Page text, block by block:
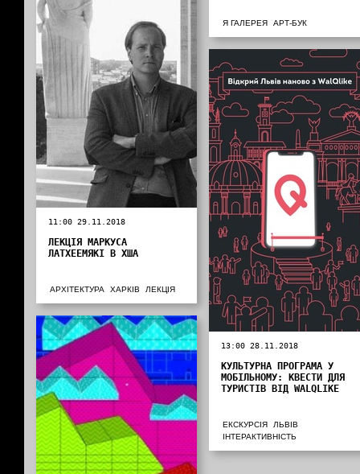
Я ГАЛЕРЕЯ АРТ-БУК
11:00 29.11.2018
ЛЕКЦІЯ МАРКУСА
ЛАТХЕЕМЯКІ В ХША
АРХІТЕКТУРА ХАРКІВ ЛЕКЦІЯ
13:00 28.11.2018
КУЛЬТУРНА ПРОГРАМА У
МОБІЛЬНОМУ: КВЕСТИ ДЛЯ
ТУРИСТІВ ВІД WALQLIKE
ЕКСКУРСІЯ
ЛЬВІВ
ІНТЕРАКТИВНІСТЬ